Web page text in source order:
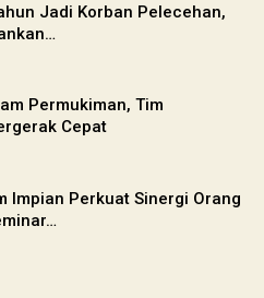
Jadi Korban Pelecehan,
Permukiman, Tim
Cepat
Impian Perkuat Sinergi Orang